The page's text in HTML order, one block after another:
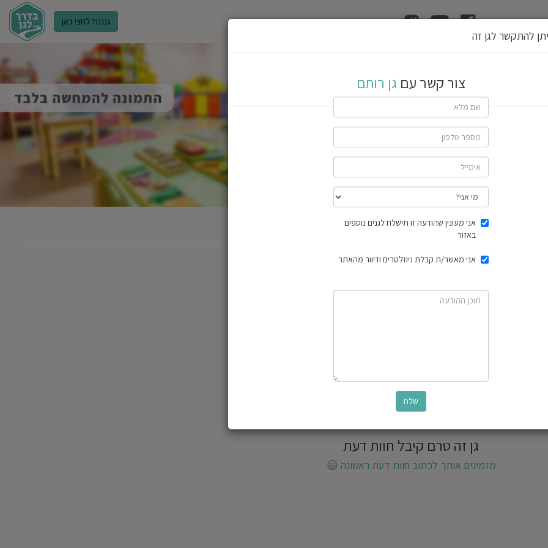
גננת? לחצי כאן
הוצאת רשיון גן
חוות דעת
גן זה טרם קיבל חוות דעת
מזמינים אותך לכתוב חוות דעת ראשונה 😃
להתקשר לגן זה
צור קשר עם גן רותם
אני מעונין שהודעה זו תישלח לגנים נוספים
באזור
אני מאשר/ת קבלת ניוזלטרים ודיוור מהאתר